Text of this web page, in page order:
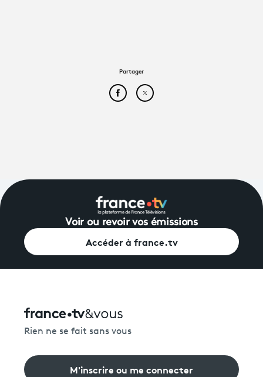
Partager
Partager cet article sur
Partager cet article sur
Voir ou revoir vos émissions
Accéder à france.tv
Rien ne se fait sans vous
M'inscrire ou me connecter